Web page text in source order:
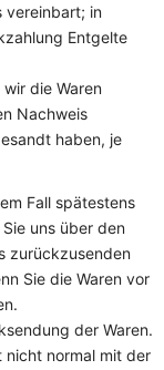
vereinbart; in
Entgelte
die Waren
Nachweis
haben, je
Fall spätestens
uns über den
zurückzusenden
Sie die Waren vor
der Waren.
nicht normal mit der